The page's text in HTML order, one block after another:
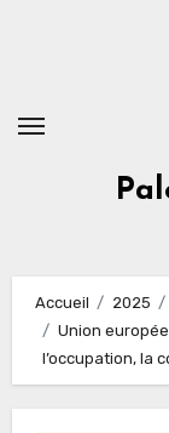
Accueil 2025
Union
l’occupation, la